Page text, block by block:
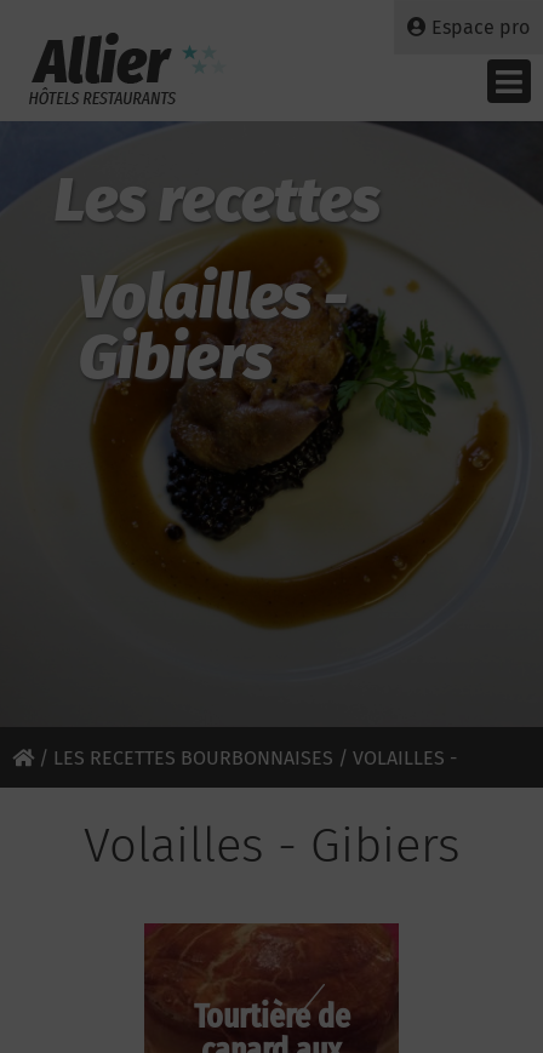
Espace pro
Les recettes
Volailles -
Gibiers
/ LES RECETTES BOURBONNAISES / VOLAILLES -
Volailles - Gibiers
Tourtière de